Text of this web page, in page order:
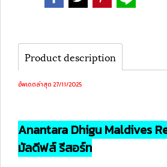
Product description
อัพเดตล่าสุด 27/11/2025
Anantara Dhigu Maldives
มัลดีฟส์ รีสอร์ท